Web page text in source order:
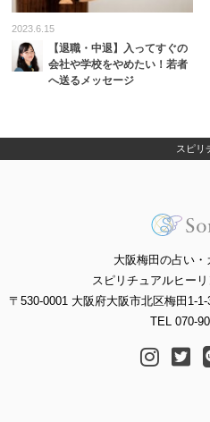
2023.6.15
【退職・中退】入ってすぐの
会社や学校をやめたい！若者
へ送るメッセージ
スピリ
大阪梅田の占い
スピリチュアルヒー
〒530-0001 大阪府大阪市北区梅田1-
TEL 070-